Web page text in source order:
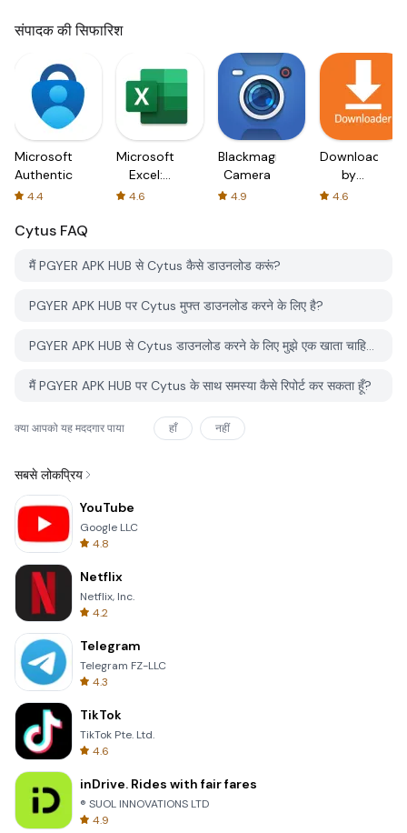
संपादक की सिफारिश
Microsoft
Authenticator
4.4
Microsoft
Excel:
Spreadsheets
4.6
Blackmagic
Camera
4.9
Downloader
by
AFTVnews
4.6
Cytus FAQ
मैं PGYER APK HUB से Cytus कैसे डाउनलोड करूं?
PGYER APK HUB पर Cytus मुफ्त डाउनलोड करने के लिए है?
PGYER APK HUB से Cytus डाउनलोड करने के लिए मुझे एक खाता चाहिए?
मैं PGYER APK HUB पर Cytus के साथ समस्या कैसे रिपोर्ट कर सकता हूँ?
क्या आपको यह मददगार पाया हाँ नहीं
सबसे लोकप्रिय
YouTube
Google LLC
4.8
Netflix
Netflix, Inc.
4.2
Telegram
Telegram FZ-LLC
4.3
TikTok
TikTok Pte. Ltd.
4.6
inDrive. Rides with fair fares
® SUOL INNOVATIONS LTD
4.9